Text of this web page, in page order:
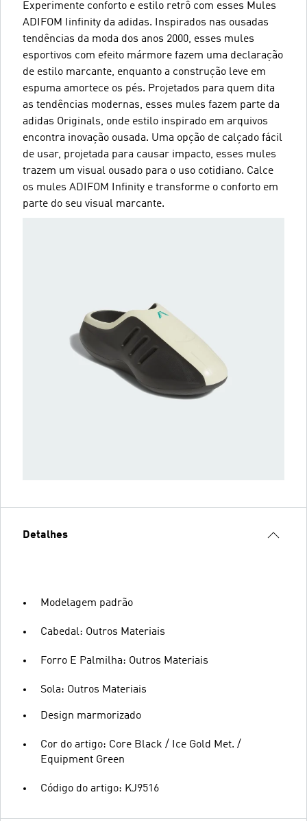
Experimente conforto e estilo retrô com esses Mules
ADIFOM Iinfinity da adidas. Inspirados nas ousadas
tendências da moda dos anos 2000, esses mules
esportivos com efeito mármore fazem uma declaração
de estilo marcante, enquanto a construção leve em
espuma amortece os pés. Projetados para quem dita
as tendências modernas, esses mules fazem parte da
adidas Originals, onde estilo inspirado em arquivos
encontra inovação ousada. Uma opção de calçado fácil
de usar, projetada para causar impacto, esses mules
trazem um visual ousado para o uso cotidiano. Calce
os mules ADIFOM Infinity e transforme o conforto em
parte do seu visual marcante.
Detalhes
Modelagem padrão
Cabedal: Outros Materiais
Forro E Palmilha: Outros Materiais
Sola: Outros Materiais
Design marmorizado
Cor do artigo: Core Black / Ice Gold Met. /
Equipment Green
Código do artigo: KJ9516